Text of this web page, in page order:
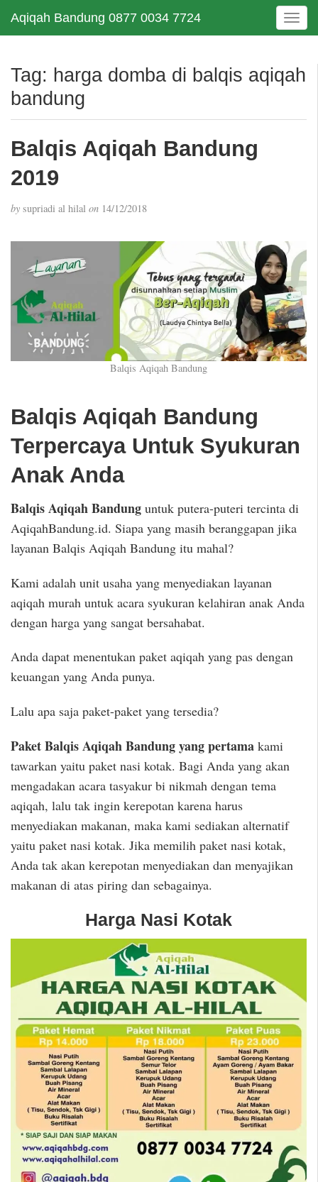
Aqiqah Bandung 0877 0034 7724
T
o
g
l
n
Tag: harga domba di balqis aqiqah
bandung
Balqis Aqiqah Bandung
2019
by supriadi al hilal on 14/12/2018
Balqis Aqiqah Bandung
Balqis Aqiqah Bandung
Terpercaya Untuk Syukuran
Anak Anda
Balqis Aqiqah Bandung untuk putera-puteri tercinta di
AqiqahBandung.id. Siapa yang masih beranggapan jika
layanan Balqis Aqiqah Bandung itu mahal?
Kami adalah unit usaha yang menyediakan layanan
aqiqah murah untuk acara syukuran kelahiran anak Anda
dengan harga yang sangat bersahabat.
Anda dapat menentukan paket aqiqah yang pas dengan
keuangan yang Anda punya.
Lalu apa saja paket-paket yang tersedia?
Paket Balqis Aqiqah Bandung yang pertama kami
tawarkan yaitu paket nasi kotak. Bagi Anda yang akan
mengadakan acara tasyakur bi nikmah dengan tema
aqiqah, lalu tak ingin kerepotan karena harus
menyediakan makanan, maka kami sediakan alternatif
yaitu paket nasi kotak. Jika memilih paket nasi kotak,
Anda tak akan kerepotan menyediakan dan menyajikan
makanan di atas piring dan sebagainya.
Harga Nasi Kotak